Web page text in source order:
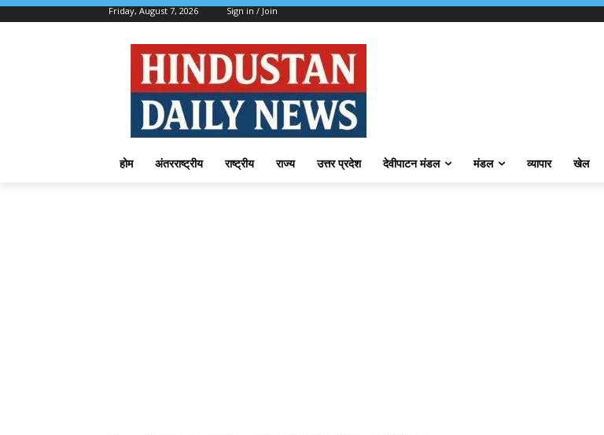
Friday, August 7, 2026 Sign in / Join
होम अंतरराष्ट्रीय राष्ट्रीय राज्य उत्तर प्रदेश देवीपाटन मंडल मंडल व्यापार खेल